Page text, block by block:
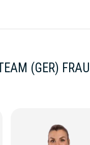
(GER)